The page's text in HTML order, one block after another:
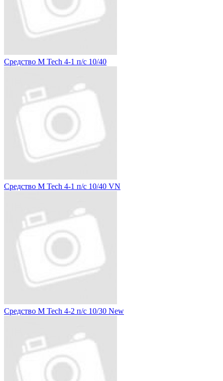
Средство M Tech 4-1 п/с 10/40
Средство M Tech 4-1 п/с 10/40 VN
Средство M Tech 4-2 п/с 10/30 New